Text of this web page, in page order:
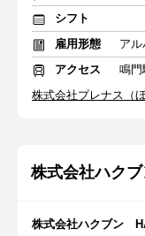
シフト
雇用形態
アル
アクセス
鳴門
株式会社プレナス（
株式会社ハク
株式会社ハクブン